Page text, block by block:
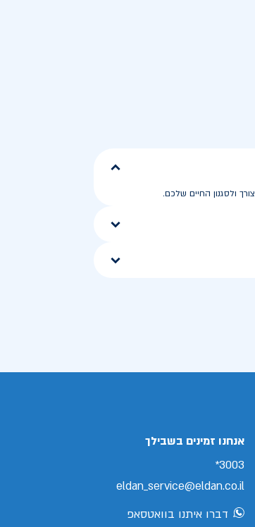
ולסגנון החיים שלכם.
אנחנו זמינים בשבילך
3003*
eldan_service@eldan.co.il
דברו איתנו בוואטסאפ